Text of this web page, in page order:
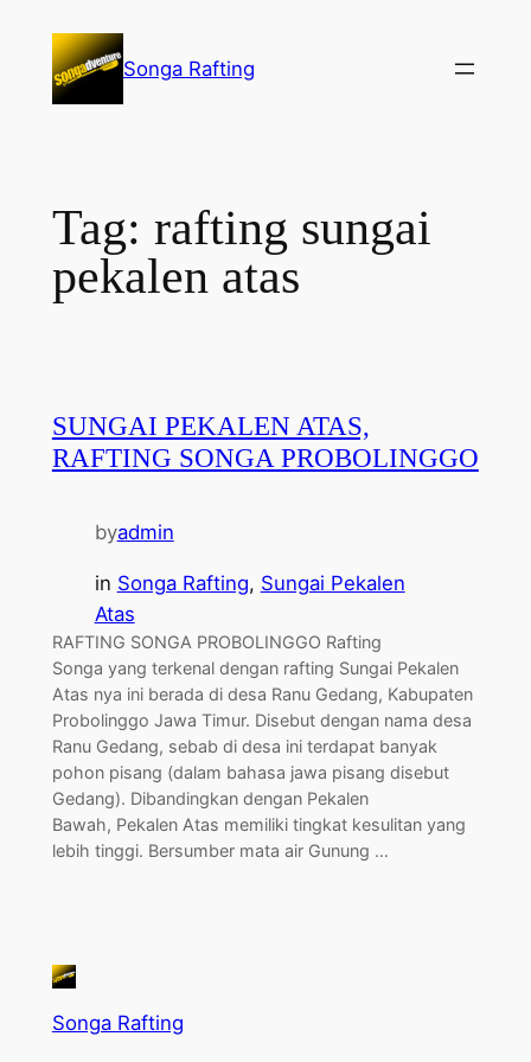
konten
Songa Rafting
Tag: rafting sungai
pekalen atas
SUNGAI PEKALEN ATAS,
RAFTING SONGA PROBOLINGGO
byadmin
in Songa Rafting, Sungai Pekalen
Atas
RAFTING SONGA PROBOLINGGO Rafting
Songa yang terkenal dengan rafting Sungai Pekalen
Atas nya ini berada di desa Ranu Gedang, Kabupaten
Probolinggo Jawa Timur. Disebut dengan nama desa
Ranu Gedang, sebab di desa ini terdapat banyak
pohon pisang (dalam bahasa jawa pisang disebut
Gedang). Dibandingkan dengan Pekalen
Bawah, Pekalen Atas memiliki tingkat kesulitan yang
lebih tinggi. Bersumber mata air Gunung …
Songa Rafting